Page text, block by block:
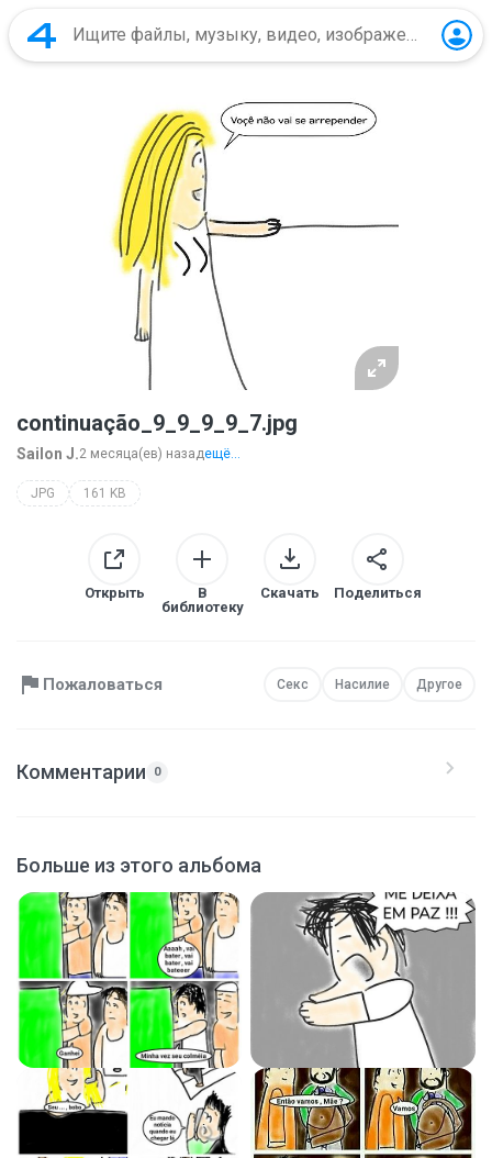
continuação_9_9_9_9_7.jpg
Sailon J.2 месяца(ев) назадещё...
JPG 161 KB
Открыть
В
библиотеку
Скачать Поделиться
Пожаловаться Секс Насилие Другое
Комментарии 0
Больше из этого альбома